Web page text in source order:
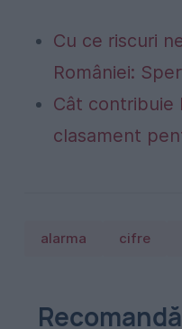
Cu ce riscuri
României:
Cât contribuie
clasament
alarma cifre